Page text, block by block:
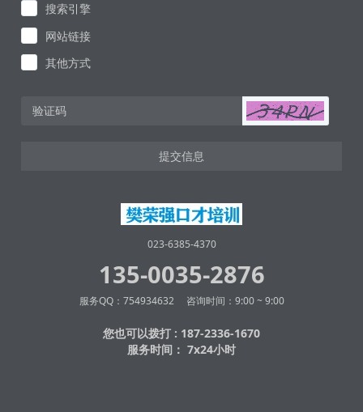
搜索引擎
网站链接
其他方式
提交信息
023-6385-4370
135-0035-2876
服务QQ：754934632 咨询时间：9:00 ~ 9:00
您也可以拨打 : 187-2336-1670
服务时间： 7x24小时